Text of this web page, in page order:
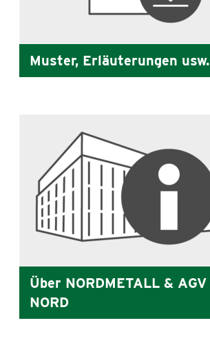
Muster, Erläuterungen usw.
Über NORDMETALL & AGV
NORD